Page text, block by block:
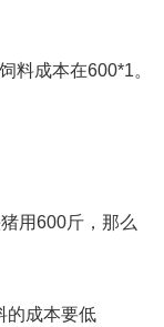
料成本在600*1。
用600斤，那么
的成本要低